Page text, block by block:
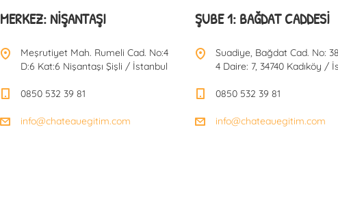
MERKEZ: NIŞANTAŞI
Meşrutiyet Mah. Rumeli Cad. No:4
D:6 Kat:6 Nişantaşı Şişli / İstanbul
0850 532 39 81
info@chateauegitim.com
ŞUBE 1: BAĞDAT CADDESI
Suadiye, Bağdat Cad. No:
4 Daire: 7, 34740 Kadıköy /
0850 532 39 81
info@chateauegitim.com